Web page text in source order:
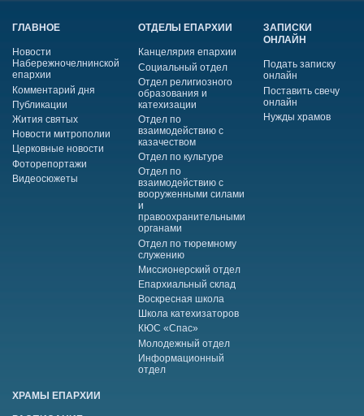
ГЛАВНОЕ
Новости
Набережночелнинской
епархии
Комментарий дня
Публикации
Жития святых
Новости митрополии
Церковные новости
Фоторепортажи
Видеосюжеты
ОТДЕЛЫ ЕПАРХИИ
Канцелярия епархии
Социальный отдел
Отдел религиозного
образования и
катехизации
Отдел по
взаимодействию с
казачеством
Отдел по культуре
Отдел по
взаимодействию с
вооруженными силами
и
правоохранительными
органами
Отдел по тюремному
служению
Миссионерский отдел
Епархиальный склад
Воскресная школа
Школа катехизаторов
КЮС «Спас»
Молодежный отдел
Информационный
отдел
ЗАПИСКИ
ОНЛАЙН
Подать записку
онлайн
Поставить свечу
онлайн
Нужды храмов
ХРАМЫ ЕПАРХИИ